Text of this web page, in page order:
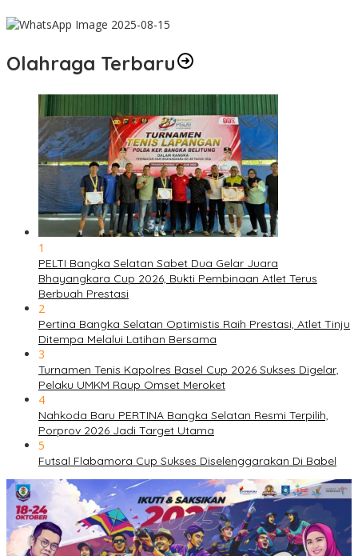
Olahraga Terbaru
1
PELTI Bangka Selatan Sabet Dua Gelar Juara
Bhayangkara Cup 2026, Bukti Pembinaan Atlet Terus
Berbuah Prestasi
2
Pertina Bangka Selatan Optimistis Raih Prestasi, Atlet Tinju
Ditempa Melalui Latihan Bersama
3
Turnamen Tenis Kapolres Basel Cup 2026 Sukses Digelar,
Pelaku UMKM Raup Omset Meroket
4
Nahkoda Baru PERTINA Bangka Selatan Resmi Terpilih,
Porprov 2026 Jadi Target Utama
5
Futsal Flabamora Cup Sukses Diselenggarakan Di Babel